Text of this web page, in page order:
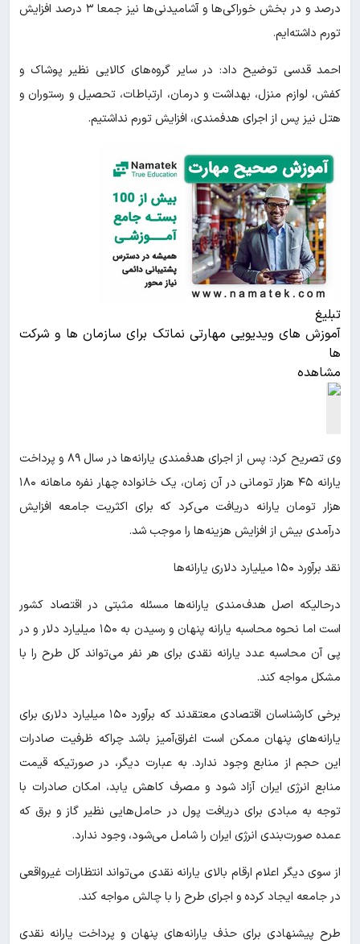
درصد و در بخش خوراکی‌ها و آشامیدنی‌ها نیز جمعا ۳ درصد افزایش
تورم داشته‌ایم.
احمد قدسی توضیح داد: در سایر گروه‌های کالایی نظیر پوشاک و
کفش، لوازم منزل، بهداشت و درمان، ارتباطات، تحصیل و رستوران و
هتل نیز پس از اجرای هدفمندی، افزایش تورم نداشتیم.
تبلیغ
آموزش های ویدیویی مهارتی نماتک برای سازمان ها و شرکت
ها
مشاهده
وی تصریح کرد: پس از اجرای هدفمندی یارانه‌ها در سال ۸۹ و پرداخت
یارانه ۴۵ هزار تومانی در آن زمان، یک خانواده چهار نفره ماهانه ۱۸۰
هزار تومان یارانه دریافت می‌کرد که برای اکثریت جامعه افزایش
درآمدی بیش از افزایش هزینه‌ها را موجب شد.
نقد برآورد ۱۵۰ میلیارد دلاری یارانه‌ها
درحالیکه اصل هدف‌مندی یارانه‌ها مسئله مثبتی در اقتصاد کشور
است اما نحوه محاسبه یارانه پنهان و رسیدن به ۱۵۰ میلیارد دلار و در
پی آن محاسبه عدد یارانه نقدی برای هر نفر می‌تواند کل طرح را با
مشکل مواجه کند.
برخی کارشناسان اقتصادی معتقدند که برآورد ۱۵۰ میلیارد دلاری برای
یارانه‌های پنهان ممکن است اغراق‌آمیز باشد چراکه ظرفیت صادرات
این حجم از منابع وجود ندارد. به عبارت دیگر، در صورتیکه قیمت
منابع انرژی ایران آزاد شود و مصرف کاهش یابد، امکان صادرات با
توجه به مبادی برای دریافت پول در حامل‌هایی نظیر گاز و برق که
عمده صورت‌بندی انرژی ایران را شامل می‌شود، وجود ندارد.
از سوی دیگر اعلام ارقام بالای یارانه نقدی می‌تواند انتظارات غیرواقعی
در جامعه ایجاد کرده و اجرای طرح را با چالش مواجه کند.
طرح پیشنهادی برای حذف یارانه‌های پنهان و پرداخت یارانه نقدی